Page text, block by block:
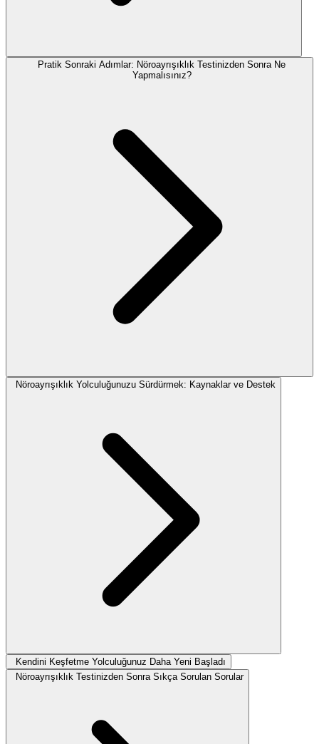
Pratik Sonraki Adımlar: Nöroayrışıklık Testinizden Sonra Ne
Yapmalısınız?
Nöroayrışıklık Yolculuğunuzu Sürdürmek: Kaynaklar ve Destek
Kendini Keşfetme Yolculuğunuz Daha Yeni Başladı
Nöroayrışıklık Testinizden Sonra Sıkça Sorulan Sorular